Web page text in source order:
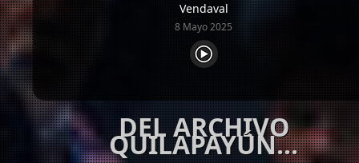
Vendaval
8 Mayo 2025
DEL ARCHIVO
QUILAPAYÚN...